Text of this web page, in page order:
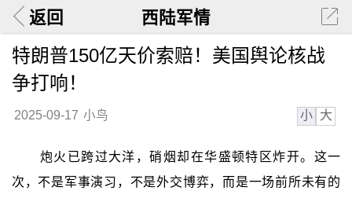
返回 西陆军情
特朗普150亿天价索赔！美国舆论核战
争打响！
2025-09-17 小鸟 小 大
炮火已跨过大洋，硝烟却在华盛顿特区炸开。这一
次，不是军事演习，不是外交博弈，而是一场前所未有的